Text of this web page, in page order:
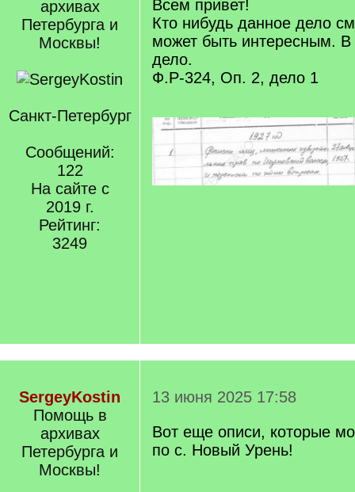
архивах
Петербурга и
Москвы!
Санкт-Петербург
Сообщений:
122
На сайте с
2019 г.
Рейтинг:
3249
Всем привет!
Кто нибудь данное дело
может быть интересным. В
дело.
Ф.Р-324, Оп. 2, дело 1
SergeyKostin
Помощь в
архивах
Петербурга и
Москвы!
13 июня 2025 17:58
Вот еще описи, которые
по с. Новый Урень!